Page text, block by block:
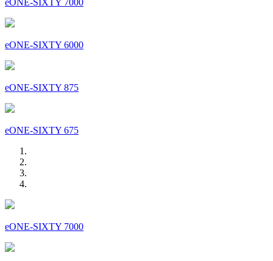
eONE-SIXTY 7000
eONE-SIXTY 6000
eONE-SIXTY 875
eONE-SIXTY 675
eONE-SIXTY 7000